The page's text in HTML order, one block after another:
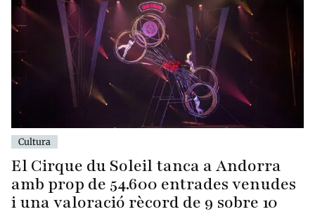
Cultura
El Cirque du Soleil tanca a Andorra
amb prop de 54.600 entrades venudes
i una valoració rècord de 9 sobre 10